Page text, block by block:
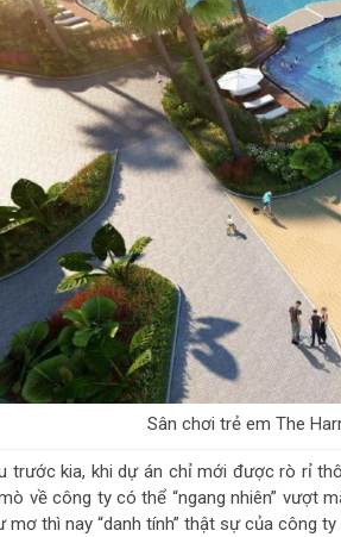
Sân chơi trẻ em The
trước kia, khi dự án chỉ mới được rò rỉ
về công ty có thể “ngang nhiên” vượt
mơ thì nay “danh tính” thật sự của công